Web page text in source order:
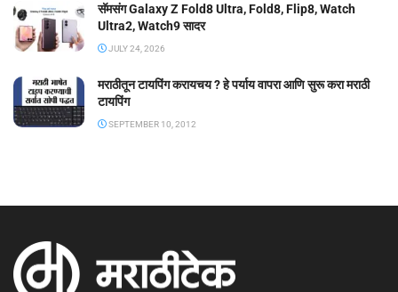
सॅमसंग Galaxy Z Fold8 Ultra, Fold8, Flip8, Watch
Ultra2, Watch9 सादर
JULY 24, 2026
मराठीतून टायपिंग करायचय ? हे पर्याय वापरा आणि सुरू करा मराठी
टायपिंग
SEPTEMBER 10, 2012